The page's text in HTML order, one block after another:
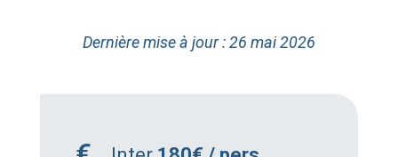
Dernière mise à jour : 26 mai 2026